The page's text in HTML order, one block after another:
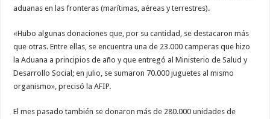
aduanas en las fronteras (marítimas, aéreas y terrestres).
«Hubo algunas donaciones que, por su cantidad, se destacaron más
que otras. Entre ellas, se encuentra una de 23.000 camperas que hizo
la Aduana a principios de año y que entregó al Ministerio de Salud y
Desarrollo Social; en julio, se sumaron 70.000 juguetes al mismo
organismo», precisó la AFIP.
El mes pasado también se donaron más de 280.000 unidades de